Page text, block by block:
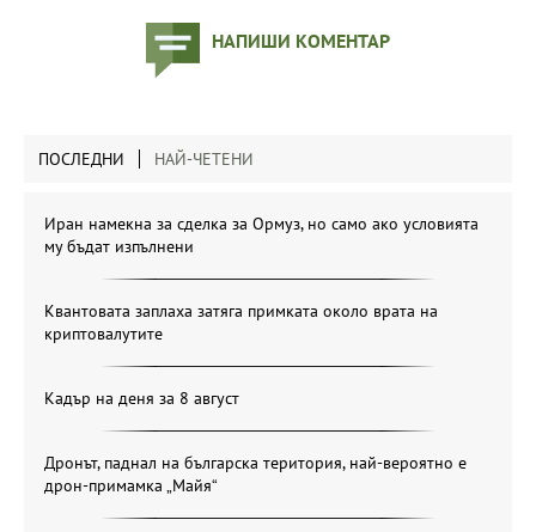
НАПИШИ КОМЕНТАР
ПОСЛЕДНИ НАЙ-ЧЕТЕНИ
Иран намекна за сделка за Ормуз, но само ако условията
му бъдат изпълнени
Квантовата заплаха затяга примката около врата на
криптовалутите
Кадър на деня за 8 август
Дронът, паднал на българска територия, най-вероятно е
дрон-примамка „Майя“